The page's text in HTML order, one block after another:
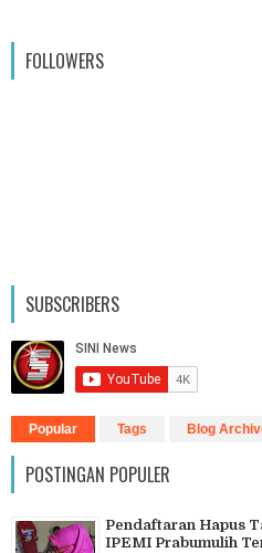
FOLLOWERS
SUBSCRIBERS
Popular Tags Blog
POSTINGAN POPULER
Pendaftaran Hapus
IPEMI Prabumulih